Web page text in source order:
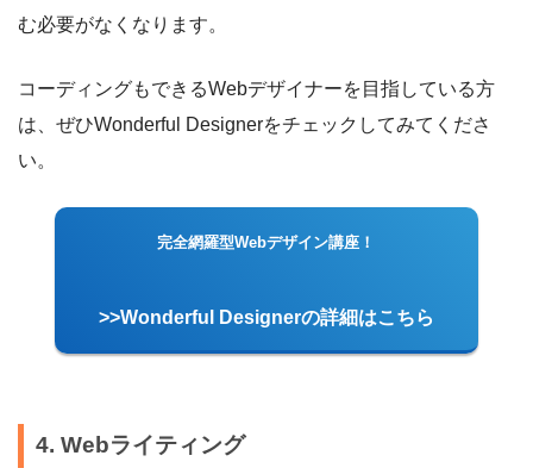
む必要がなくなります。
コーディングもできるWebデザイナーを目指している方
は、ぜひWonderful Designerをチェックしてみてくださ
い。
完全網羅型Webデザイン講座！
>>Wonderful Designerの詳細はこちら
4. Webライティング